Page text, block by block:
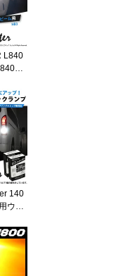
L840
ビー
カラ
ケル
バ
15-
140
ウェ
ー:
キュ
スタ
2800